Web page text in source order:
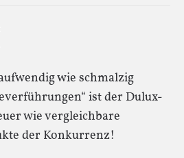
wie schmalzig
ist der Dulux-
wie vergleichbare
der Konkurrenz!